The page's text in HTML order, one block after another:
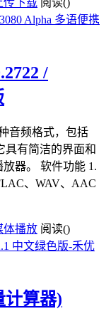
/
音频格式，包括
具有简洁的界面和
器。 软件功能 1.
、WAV、AAC
体播放 阅读()
计算器)